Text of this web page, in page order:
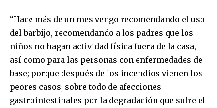
“Hace más de un mes vengo recomendando el uso
del barbijo, recomendando a los padres que los
niños no hagan actividad física fuera de la casa,
así como para las personas con enfermedades de
base; porque después de los incendios vienen los
peores casos, sobre todo de afecciones
gastrointestinales por la degradación que sufre el